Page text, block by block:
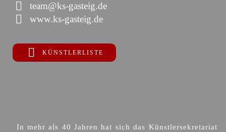
team@ks-gasteig.de
www.ks-gasteig.de
KÜNSTLERLISTE
In mehr als 40 Jahren hat sich das Künstlersekretariat